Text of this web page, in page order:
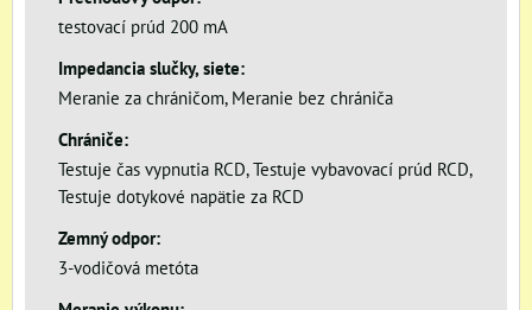
testovací prúd 200 mA
Impedancia slučky, siete:
Meranie za chráničom, Meranie bez chrániča
Chrániče:
Testuje čas vypnutia RCD, Testuje vybavovací prúd RCD,
Testuje dotykové napätie za RCD
Zemný odpor:
3-vodičová metóta